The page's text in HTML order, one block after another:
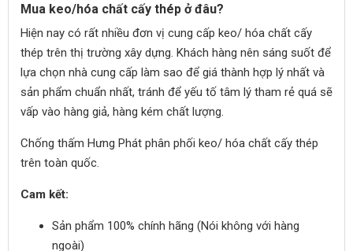
Mua keo/hóa chất cấy thép ở đâu?
Hiện nay có rất nhiều đơn vị cung cấp keo/ hóa chất cấy
thép trên thị trường xây dựng. Khách hàng nên sáng suốt để
lựa chọn nhà cung cấp làm sao để giá thành hợp lý nhất và
sản phẩm chuẩn nhất, tránh để yếu tố tâm lý tham rẻ quá sẽ
vấp vào hàng giả, hàng kém chất lượng.
Chống thấm Hưng Phát phân phối keo/ hóa chất cấy thép
trên toàn quốc.
Cam kết:
Sản phẩm 100% chính hãng (Nói không với hàng
ngoài)